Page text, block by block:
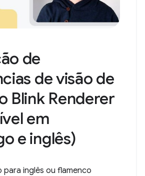
de
de visão de
Blink Renderer
em
e inglês)
para inglês ou flamenco